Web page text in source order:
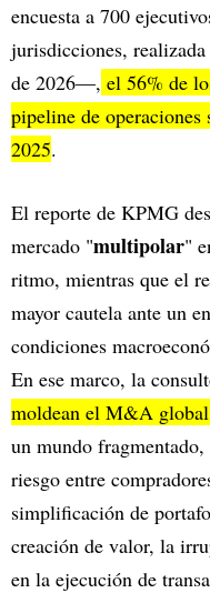
encuesta a 700
jurisdicciones,
de 2026—, el 56% de
pipeline de operaciones
2025.
El reporte de KPMG
mercado "multipolar"
ritmo, mientras que el
mayor cautela ante un
condiciones
En ese marco, la
moldean el M&A global
un mundo
riesgo entre
simplificación de
creación de valor, la
en la ejecución de